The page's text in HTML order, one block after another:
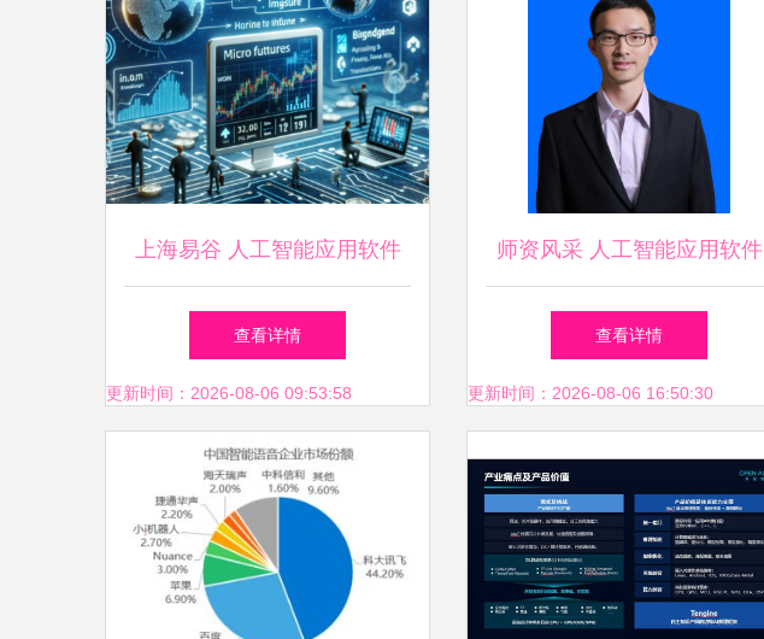
上海易谷 人工智能应用软件
开发的靠谱之选？
查看详情
更新时间：2026-08-06 09:53:58
师资风采 人工智能应用软件
开发的引路人
查看详情
更新时间：2026-08-06 16:50:30